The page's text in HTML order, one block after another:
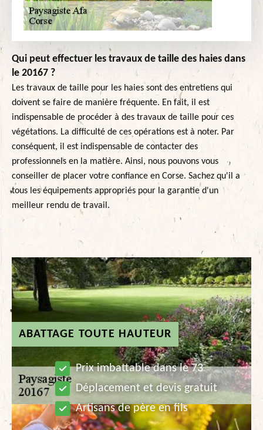
ABATTAGE TOUTE HAUTEUR
Prix imbattable dans le 73
Déplacement et devis gratuit
Artisans de père en fils
Qui peut effectuer les travaux de taille des haies dans
le 20167 ?
Les travaux de taille pour les haies sont des entretiens qui
doivent se faire de manière fréquente. En fait, il est
indispensable de procéder à des travaux de taille pour ces
végétations. La difficulté de ces opérations est à noter. Par
conséquent, il est indispensable de contacter des
professionnels en la matière. Ainsi, nous pouvons vous
conseiller de placer votre confiance en Corse. Sachez qu'il a
tous les équipements appropriés pour la garantie d'un
meilleur rendu de travail.